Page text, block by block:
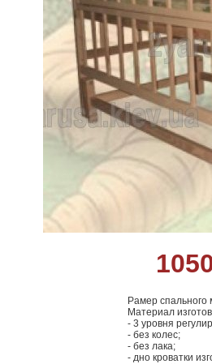
Рамер спального
Материал
- 3 уровня
- без колес;
- без лака;
- дно кроватки